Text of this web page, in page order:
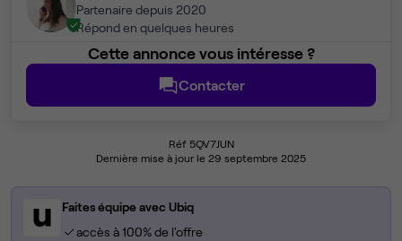
Partenaire depuis 2020
Répond en quelques heures
Cette annonce vous intéresse ?
Contacter
Réf 5QV7JUN
Dernière mise à jour le 29 septembre 2025
Faites équipe avec Ubiq
accès à 100% de l'offre